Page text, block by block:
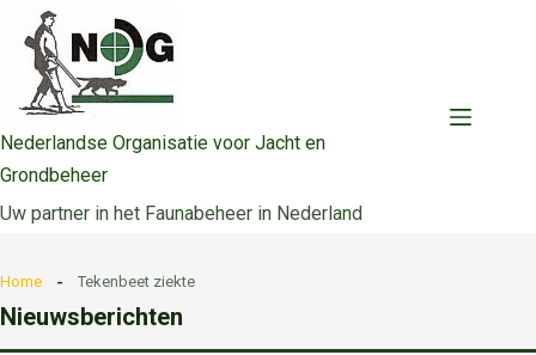
naar
inhoud
Nederlandse Organisatie voor Jacht en
Grondbeheer
Uw partner in het Faunabeheer in Nederland
Home Tekenbeet ziekte
Nieuwsberichten